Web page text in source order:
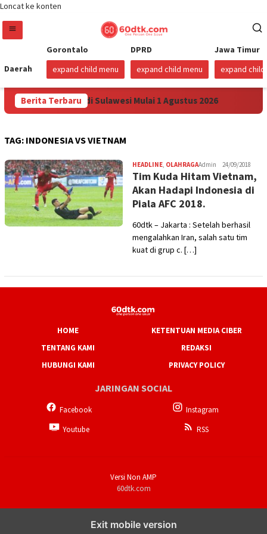
Loncat ke konten
Daerah
Gorontalo
expand child menu
DPRD
expand child menu
Jawa Timur
expand child
Berita Terbaru
Harga Pertamax di Sulawesi Mulai 1 Agustus 2026
TAG: INDONESIA VS VIETNAM
HEADLINE, OLAHRAGAAdmin 24/09/2018
Tim Kuda Hitam Vietnam,
Akan Hadapi Indonesia di
Piala AFC 2018.
60dtk – Jakarta : Setelah berhasil
mengalahkan Iran, salah satu tim
kuat di grup c. […]
HOME
KETENTUAN MEDIA CIBER
TENTANG KAMI
REDAKSI
HUBUNGI KAMI
PRIVACY POLICY
JARINGAN SOCIAL
Facebook
Instagram
Youtube
RSS
Versi Non AMP
60dtk.com
Exit mobile version